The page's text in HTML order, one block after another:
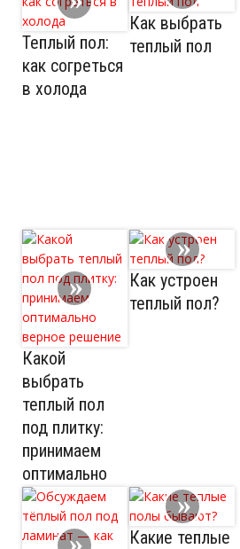
Теплый пол:
как согреться
в холода
Как выбрать
теплый пол
Какой
выбрать
теплый пол
под плитку:
принимаем
оптимально
верное
решение
Как устроен
теплый пол?
Какие теплые